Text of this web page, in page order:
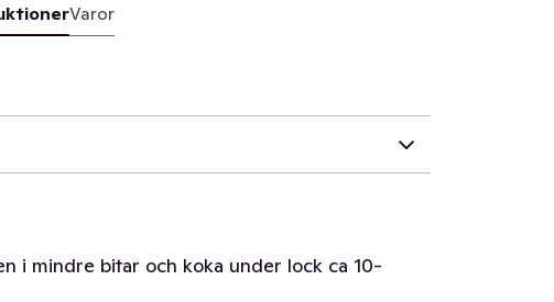
Varor
i mindre bitar och koka under lock ca 10-